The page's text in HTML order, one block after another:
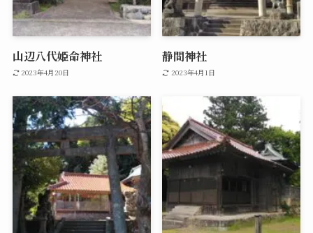
山辺八代姫命神社
2023年4月20日
静間神社
2023年4月1日